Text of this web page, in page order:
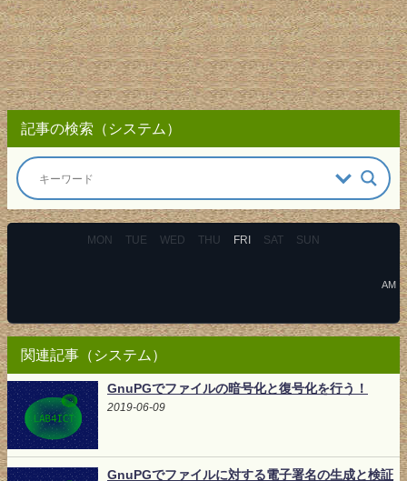
記事の検索（システム）
MON TUE WED THU FRI SAT SUN
AM
関連記事（システム）
GnuPGでファイルの暗号化と復号化を行う！
2019-06-09
GnuPGでファイルに対する電子署名の生成と検証